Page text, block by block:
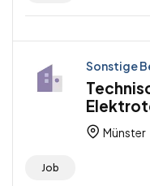
Sonstige
Münster
Job